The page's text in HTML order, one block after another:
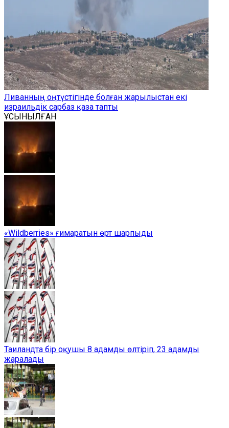
Ливанның оңтүстігінде болған жарылыстан екі
израильдік сарбаз қаза тапты
ҰСЫНЫЛҒАН
«Wildberries» ғимаратын өрт шарпыды
Таиландта бір оқушы 8 адамды өлтіріп, 23 адамды
жаралады